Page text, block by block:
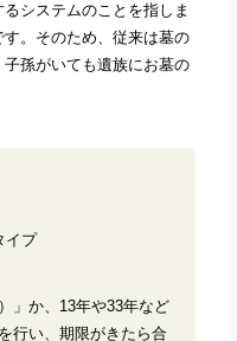
システムのことを指しま
。そのため、従来は墓の
孫がいても遺族にお墓の
イプ
」か、13年や33年など
行い、期限がきたら合